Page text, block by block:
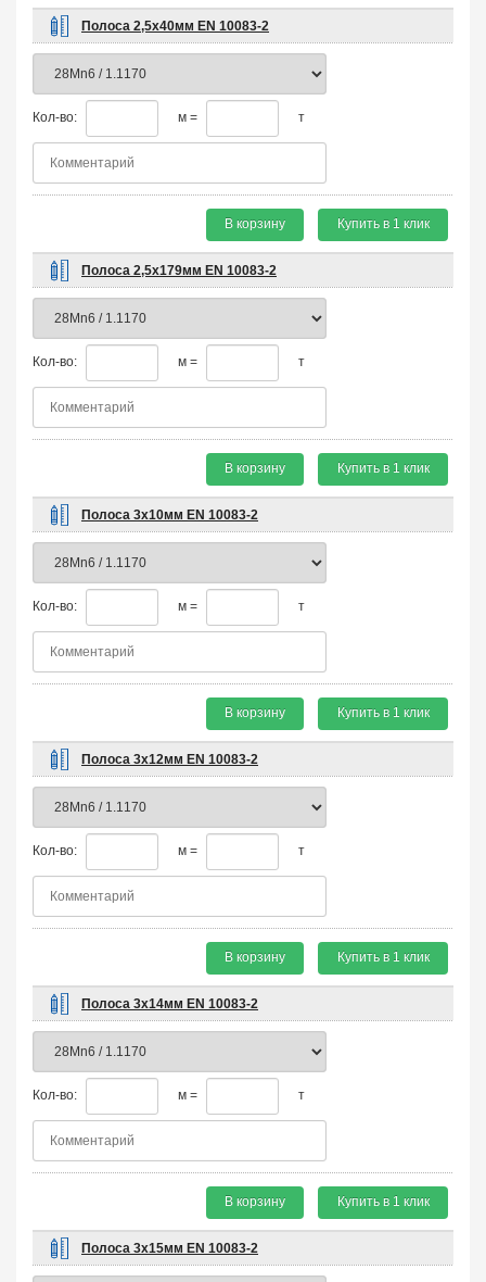
Полоса 2,5х40мм EN 10083-2
Кол-во: м = т
В корзину Купить в 1 клик
Полоса 2,5х179мм EN 10083-2
Кол-во: м = т
В корзину Купить в 1 клик
Полоса 3х10мм EN 10083-2
Кол-во: м = т
В корзину Купить в 1 клик
Полоса 3х12мм EN 10083-2
Кол-во: м = т
В корзину Купить в 1 клик
Полоса 3х14мм EN 10083-2
Кол-во: м = т
В корзину Купить в 1 клик
Полоса 3х15мм EN 10083-2